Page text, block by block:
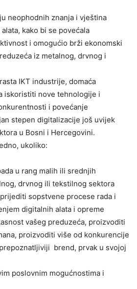
neophodnih znanja i vještina
kako bi se povećala
i omogućio brži ekonomski
iz metalnog, drvnog i
IKT industrije, domaća
iskoristiti nove tehnologije i
i povećanje
stepen digitalizacije još uvijek
u Bosni i Hercegovini.
ukoliko:
u rang malih ili srednjih
drvnog ili tekstilnog sektora
sopstvene procese rada i
digitalnih alata i opreme
vašeg preduzeća, proizvoditi
proizvoditi više od konkurencije
brend, prvak u svojoj
poslovnim mogućnostima i